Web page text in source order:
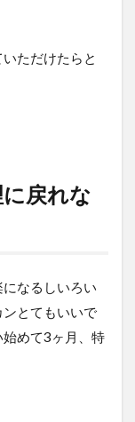
ただけたらと
戻れな
なるしいろい
とてもいいで
めて3ヶ月、特